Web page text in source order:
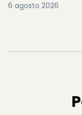
6 agosto 2026